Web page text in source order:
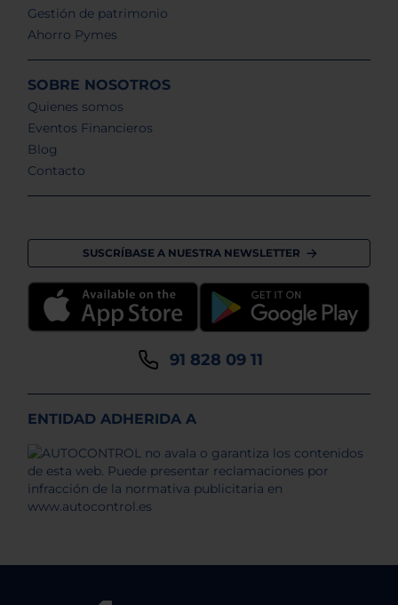
Gestión de patrimonio
Ahorro Pymes
SOBRE NOSOTROS
Quienes somos
Eventos Financieros
Blog
Contacto
SUSCRÍBASE A NUESTRA NEWSLETTER
91 828 09 11
ENTIDAD ADHERIDA A